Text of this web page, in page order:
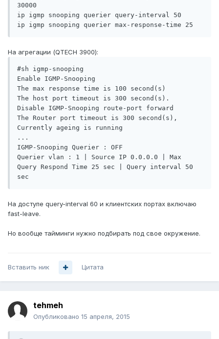
30000
ip igmp snooping querier query-interval 50
На агрегации (QTECH 3900):
#sh igmp-snooping
Enable IGMP-Snooping
The max response time is 100 second(s)
The host port timeout is 300 second(s).
Disable IGMP-Snooping route-port forward
The Router port timeout is 300 second(s),
Currently ageing is running
...
IGMP-Snooping Querier : OFF
Querier vlan : 1 | Source IP 0.0.0.0 | Max
Query Respond Time 25 sec | Query interval 50
На доступе query-interval 60 и клиентских портах включаю
fast-leave.
Но вообще тайминги нужно подбирать под свое окружение.
Вставить ник Цитата
tehmeh
Опубликовано 15 апреля, 2015